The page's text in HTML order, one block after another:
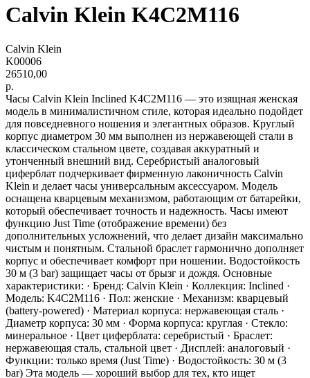
Calvin Klein K4C2M116
Calvin Klein
K00006
26510,00
р.
Часы Calvin Klein Inclined K4C2M116 — это изящная женская
модель в минималистичном стиле, которая идеально подойдет
для повседневного ношения и элегантных образов. Круглый
корпус диаметром 30 мм выполнен из нержавеющей стали в
классическом стальном цвете, создавая аккуратный и
утонченный внешний вид. Серебристый аналоговый
циферблат подчеркивает фирменную лаконичность Calvin
Klein и делает часы универсальным аксессуаром. Модель
оснащена кварцевым механизмом, работающим от батарейки,
который обеспечивает точность и надежность. Часы имеют
функцию Just Time (отображение времени) без
дополнительных усложнений, что делает дизайн максимально
чистым и понятным. Стальной браслет гармонично дополняет
корпус и обеспечивает комфорт при ношении. Водостойкость
30 м (3 bar) защищает часы от брызг и дождя. Основные
характеристики: · Бренд: Calvin Klein · Коллекция: Inclined ·
Модель: K4C2M116 · Пол: женские · Механизм: кварцевый
(battery-powered) · Материал корпуса: нержавеющая сталь ·
Диаметр корпуса: 30 мм · Форма корпуса: круглая · Стекло:
минеральное · Цвет циферблата: серебристый · Браслет:
нержавеющая сталь, стальной цвет · Дисплей: аналоговый ·
Функции: только время (Just Time) · Водостойкость: 30 м (3
bar) Эта модель — хороший выбор для тех, кто ищет